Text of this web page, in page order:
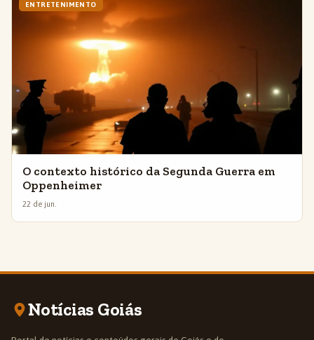
ENTRETENIMENTO
O contexto histórico da Segunda Guerra em
Oppenheimer
22 de jun.
Notícias Goiás